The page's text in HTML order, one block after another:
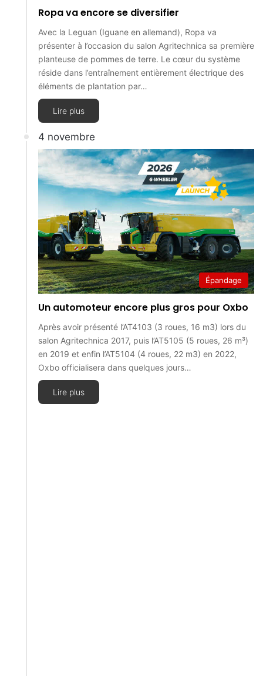
Ropa va encore se diversifier
Avec la Leguan (Iguane en allemand), Ropa va
présenter à l’occasion du salon Agritechnica sa première
planteuse de pommes de terre. Le cœur du système
réside dans l’entraînement entièrement électrique des
éléments de plantation par…
Lire plus
4 novembre
Épandage
Un automoteur encore plus gros pour Oxbo
Après avoir présenté l’AT4103 (3 roues, 16 m3) lors du
salon Agritechnica 2017, puis l’AT5105 (5 roues, 26 m³)
en 2019 et enfin l’AT5104 (4 roues, 22 m3) en 2022,
Oxbo officialisera dans quelques jours…
Lire plus